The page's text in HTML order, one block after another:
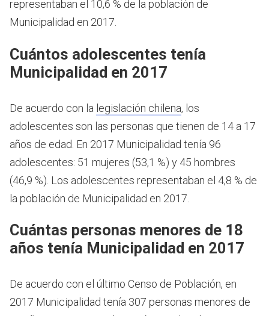
representaban el 10,6 % de la población de
Municipalidad en 2017.
Cuántos adolescentes tenía
Municipalidad en 2017
De acuerdo con la legislación chilena, los
adolescentes son las personas que tienen de 14 a 17
años de edad. En 2017 Municipalidad tenía 96
adolescentes: 51 mujeres (53,1 %) y 45 hombres
(46,9 %). Los adolescentes representaban el 4,8 % de
la población de Municipalidad en 2017.
Cuántas personas menores de 18
años tenía Municipalidad en 2017
De acuerdo con el último Censo de Población, en
2017 Municipalidad tenía 307 personas menores de